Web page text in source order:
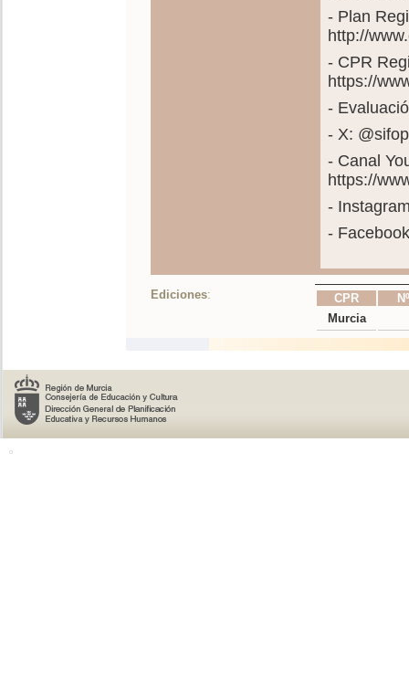
- Plan
http://
- CPR
https://
-
- X:
- Canal
https://
-
-
Ediciones: CPR
Murcia
o